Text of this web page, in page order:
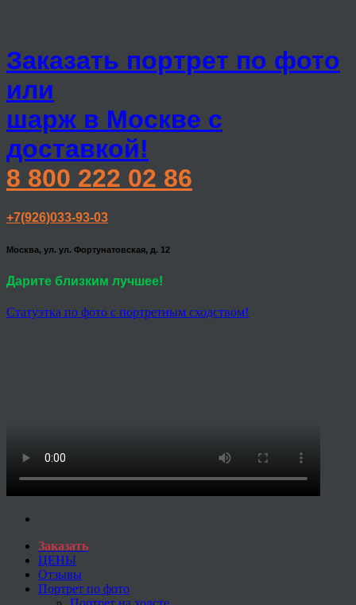
Заказать портрет по фото
или
шарж в Москве с
доставкой!
8 800 222 02 86
+7(926)033-93-03
Москва, ул. ул. Фортунатовская, д. 12
Дарите близким лучшее!
Статуэтка по фото с портретным сходством!
Заказать
ЦЕНЫ
Отзывы
Портрет по фото